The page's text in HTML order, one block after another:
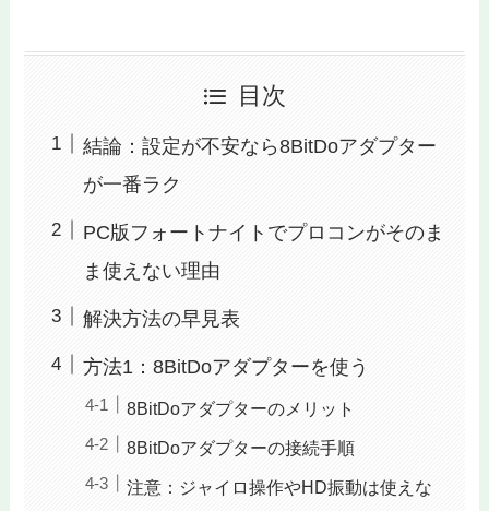
目次
結論：設定が不安なら8BitDoアダプター
が一番ラク
PC版フォートナイトでプロコンがそのま
ま使えない理由
解決方法の早見表
方法1：8BitDoアダプターを使う
8BitDoアダプターのメリット
8BitDoアダプターの接続手順
注意：ジャイロ操作やHD振動は使えな